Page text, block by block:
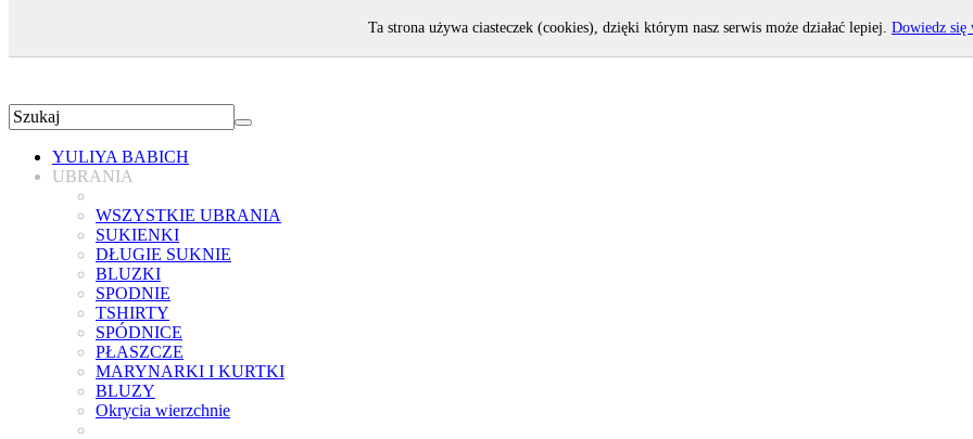
YULIYA BABICH
UBRANIA
WSZYSTKIE UBRANIA
SUKIENKI
DŁUGIE SUKNIE
BLUZKI
SPODNIE
TSHIRTY
SPÓDNICE
PŁASZCZE
MARYNARKI I KURTKI
BLUZY
Okrycia wierzchnie
Ta strona używa ciasteczek (cookies), dzięki którym nasz serwis może działać lepiej. Dowiedz się